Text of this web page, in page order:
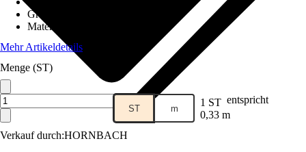
Verkauf durch:HORNBACH
Grundfarbe
Material
Mehr Artikeldetails
Menge (ST)
ST m 1 ST entspricht
0,33 m